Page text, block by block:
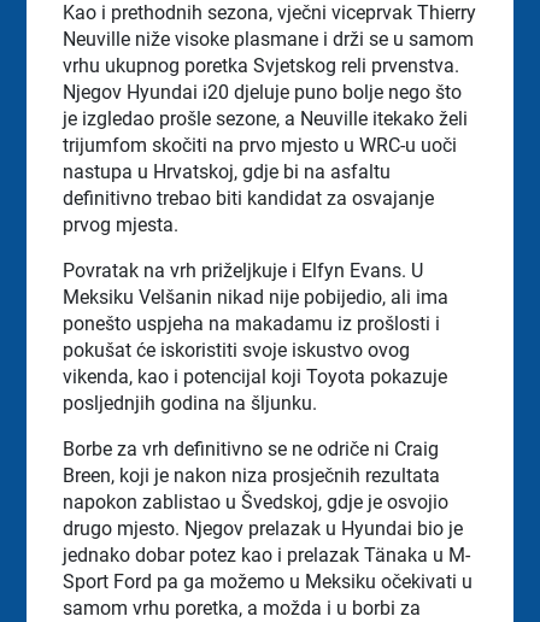
Kao i prethodnih sezona, vječni viceprvak Thierry
Neuville niže visoke plasmane i drži se u samom
vrhu ukupnog poretka Svjetskog reli prvenstva.
Njegov Hyundai i20 djeluje puno bolje nego što
je izgledao prošle sezone, a Neuville itekako želi
trijumfom skočiti na prvo mjesto u WRC-u uoči
nastupa u Hrvatskoj, gdje bi na asfaltu
definitivno trebao biti kandidat za osvajanje
prvog mjesta.
Povratak na vrh priželjkuje i Elfyn Evans. U
Meksiku Velšanin nikad nije pobijedio, ali ima
ponešto uspjeha na makadamu iz prošlosti i
pokušat će iskoristiti svoje iskustvo ovog
vikenda, kao i potencijal koji Toyota pokazuje
posljednjih godina na šljunku.
Borbe za vrh definitivno se ne odriče ni Craig
Breen, koji je nakon niza prosječnih rezultata
napokon zablistao u Švedskoj, gdje je osvojio
drugo mjesto. Njegov prelazak u Hyundai bio je
jednako dobar potez kao i prelazak Tänaka u M-
Sport Ford pa ga možemo u Meksiku očekivati u
samom vrhu poretka, a možda i u borbi za